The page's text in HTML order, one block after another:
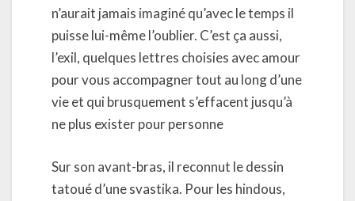
n’aurait jamais imaginé qu’avec le temps il
puisse lui-même l’oublier. C’est ça aussi,
l’exil, quelques lettres choisies avec amour
pour vous accompagner tout au long d’une
vie et qui brusquement s’effacent jusqu’à
ne plus exister pour personne
Sur son avant-bras, il reconnut le dessin
tatoué d’une svastika. Pour les hindous,